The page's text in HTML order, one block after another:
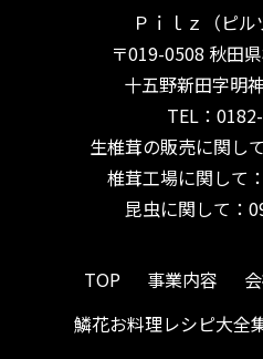
Ｐｉｌｚ（ピ
〒019-0508 秋田
十五野新田字明
TEL：
生椎茸の販売に関し
椎茸工場に関して
昆虫に関して：
TOP 事業内容
鱗花お料理レシピ大全